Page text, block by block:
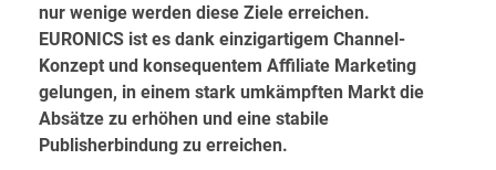
nur wenige werden diese Ziele erreichen.
EURONICS ist es dank einzigartigem Channel-
Konzept und konsequentem Affiliate Marketing
gelungen, in einem stark umkämpften Markt die
Absätze zu erhöhen und eine stabile
Publisherbindung zu erreichen.